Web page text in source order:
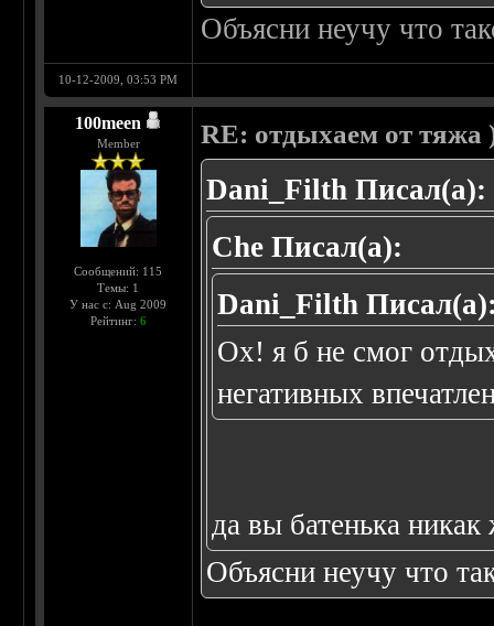
Объясни неучу что
10-12-2009, 03:53 PM
100meen
Member
Сообщений: 115
Темы: 1
У нас с: Aug 2009
Рейтинг: 6
RE: отдыхаем от тяжа
Dani_Filth Писал(а):
Che Писал(а):
Dani_Filth
Ох! я б не смог
негативных
да вы батенька
Объясни неучу что